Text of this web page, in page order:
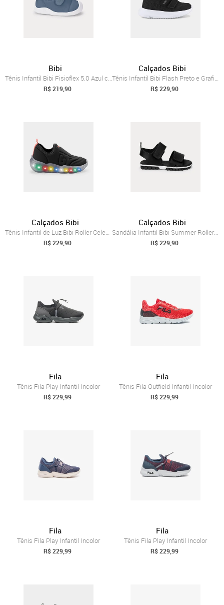
Bibi
Tênis Infantil Bibi Fisioflex 5.0 Azul c...
R$ 219,90
Calçados Bibi
Tênis Infantil Bibi Flash Preto e Grafit...
R$ 229,90
Calçados Bibi
Tênis Infantil de Luz Bibi Roller Celebr...
R$ 229,90
Calçados Bibi
Sandália Infantil Bibi Summer Roller 2.0 Preta 20
R$ 229,90
Fila
Tênis Fila Play Infantil Incolor
R$ 229,99
Fila
Tênis Fila Outfield Infantil Incolor
R$ 229,99
Fila
Tênis Fila Play Infantil Incolor
R$ 229,99
Fila
Tênis Fila Play Infantil Incolor
R$ 229,99